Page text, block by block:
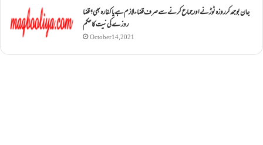
جان بوجھ کر روزہ ٹوڑنے اور جماع کرنے سے صرف قضاء لازم ہے یا کفارہ بھی؟ قضا
روزے کی نیت کا حکم
October 14, 2021